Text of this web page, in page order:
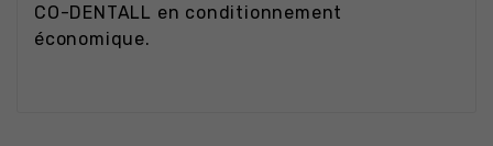
CO-DENTALL en conditionnement
économique.